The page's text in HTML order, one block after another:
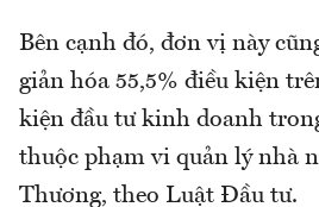
Bên cạnh đó, đơn vị này
giản hóa 55,5% điều kiện
kiện đầu tư kinh doanh
thuộc phạm vi quản lý nhà
Thương, theo Luật Đầu tư.